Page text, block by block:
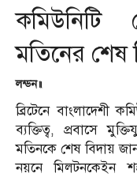
মতিনের শেষ
লন্ডন॥
ব্রিটেনে বাংলাদেশী
ব্যক্তিত্ব, প্রবাসে
মতিনকে শেষ বিদায়
নয়নে মিলটনকেইন